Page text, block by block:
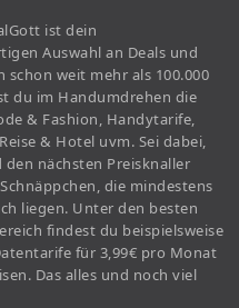
ist dein
Auswahl an Deals und
schon weit mehr als 100.000
du im Handumdrehen die
& Fashion, Handytarife,
& Hotel uvm. Sei dabei,
nächsten Preisknaller
die mindestens
liegen. Unter den besten
findest du beispielsweise
für 3,99€ pro Monat
Das alles und noch viel